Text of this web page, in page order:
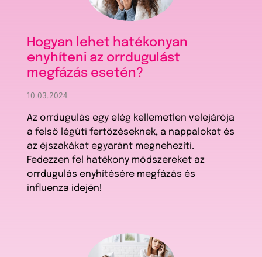
Hogyan lehet hatékonyan
enyhíteni az orrdugulást
megfázás esetén?
10.03.2024
Az orrdugulás egy elég kellemetlen velejárója
a felső légúti fertőzéseknek, a nappalokat és
az éjszakákat egyaránt megnehezíti.
Fedezzen fel hatékony módszereket az
orrdugulás enyhítésére megfázás és
influenza idején!